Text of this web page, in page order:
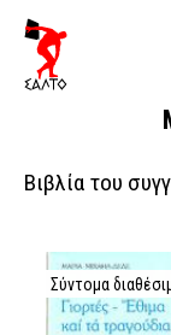
Βιβλία του
Σύντομα